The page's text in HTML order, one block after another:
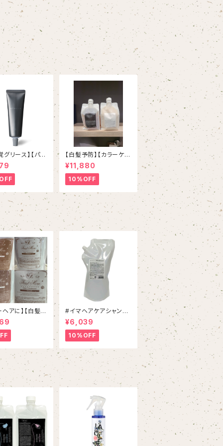
グリース】【パー
おすすめ】ET
エトラ
ックス 100g
【白髪予防】【カラーケ
ア】【ヘマチン配合】【ホ
ルダーつき】スマイルpr
oudシャンプー＆トリー
トメント
¥11,880
10%OFF
ヘアに】【白髪対
ーストモアシャ
トリートメントS
#イマヘアケアシャンプ
ー 800mL リフィル
¥6,039
10%OFF